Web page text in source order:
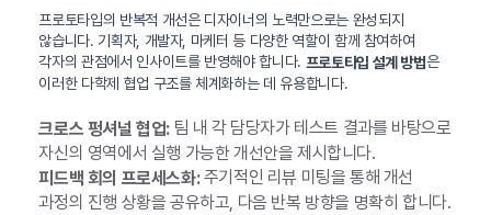
프로토타입의 반복적 개선은 디자이너의 노력만으로는 완성되지
않습니다. 기획자, 개발자, 마케터 등 다양한 역할이 함께 참여하여
각자의 관점에서 인사이트를 반영해야 합니다. 프로토타입 설계 방법은
이러한 다학제 협업 구조를 체계화하는 데 유용합니다.
크로스 펑셔널 협업:팀 내 각 담당자가 테스트 결과를 바탕으로
자신의 영역에서 실행 가능한 개선안을 제시합니다.
피드백 회의 프로세스화:주기적인 리뷰 미팅을 통해 개선
과정의 진행 상황을 공유하고, 다음 반복 방향을 명확히 합니다.